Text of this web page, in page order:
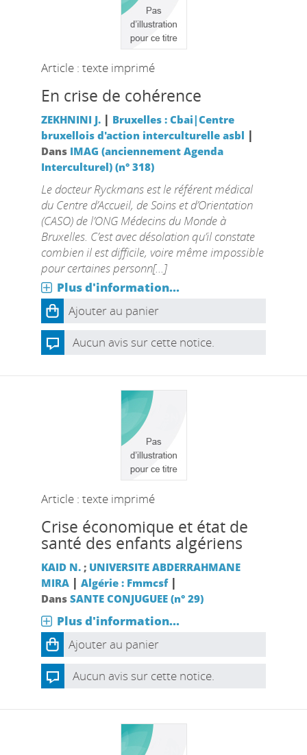
Article : texte imprimé
En crise de cohérence
ZEKHNINI J. | Bruxelles : Cbai|Centre
bruxellois d'action interculturelle asbl |
Dans IMAG (anciennement Agenda
Interculturel) (n° 318)
Le docteur Ryckmans est le référent médical
du Centre d’Accueil, de Soins et d’Orientation
(CASO) de l’ONG Médecins du Monde à
Bruxelles. C’est avec désolation qu’il constate
combien il est difficile, voire même impossible
pour certaines personn[...]
Plus d'information...
Ajouter au panier
Aucun avis sur cette notice.
Article : texte imprimé
Crise économique et état de
santé des enfants algériens
KAID N.; UNIVERSITE ABDERRAHMANE
MIRA | Algérie : Fmmcsf|
Dans SANTE CONJUGUEE (n° 29)
Plus d'information...
Ajouter au panier
Aucun avis sur cette notice.